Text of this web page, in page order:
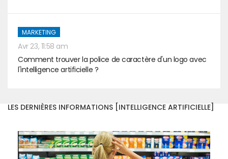
MARKETING
Avr 23, 11:58 am
Comment trouver la police de caractère d'un logo avec
l'intelligence artificielle ?
LES DERNIÈRES INFORMATIONS [INTELLIGENCE ARTIFICIELLE]